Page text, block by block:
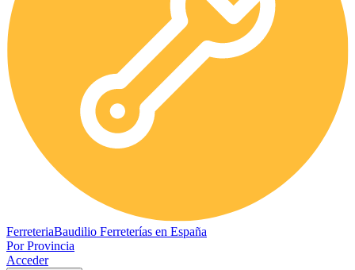
FerreteriaBaudilio Ferreterías en España
Por Provincia
Acceder